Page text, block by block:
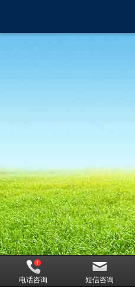
电话咨询 短信咨询